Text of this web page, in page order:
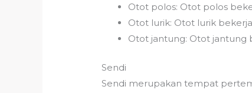
Otot polos: Otot polos
Otot lurik: Otot lurik
Otot jantung: Otot jantung
Sendi
Sendi merupakan tempat